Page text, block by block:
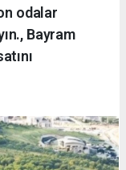
odalar
Bayram